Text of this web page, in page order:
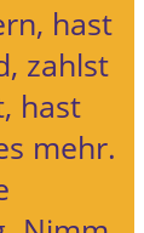
hast
zahlst
hast
mehr.